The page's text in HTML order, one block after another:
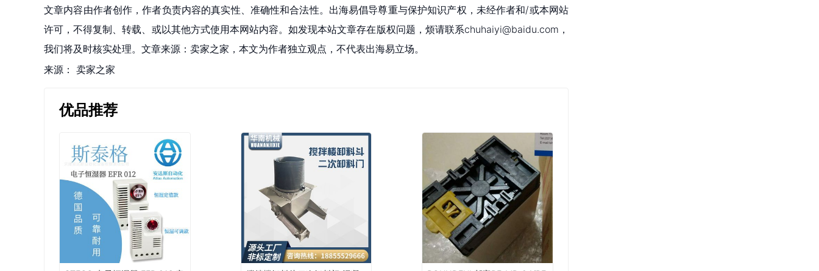
文章内容由作者创作，作者负责内容的真实性、准确性和合法性。出海易倡导尊重与保护知识产权，未经作者和/或本网站
许可，不得复制、转载、或以其他方式使用本网站内容。如发现本站文章存在版权问题，烦请联系chuhaiyi@baidu.com，
我们将及时核实处理。文章来源：卖家之家，本文为作者独立观点，不代表出海易立场。
来源： 卖家之家
优品推荐